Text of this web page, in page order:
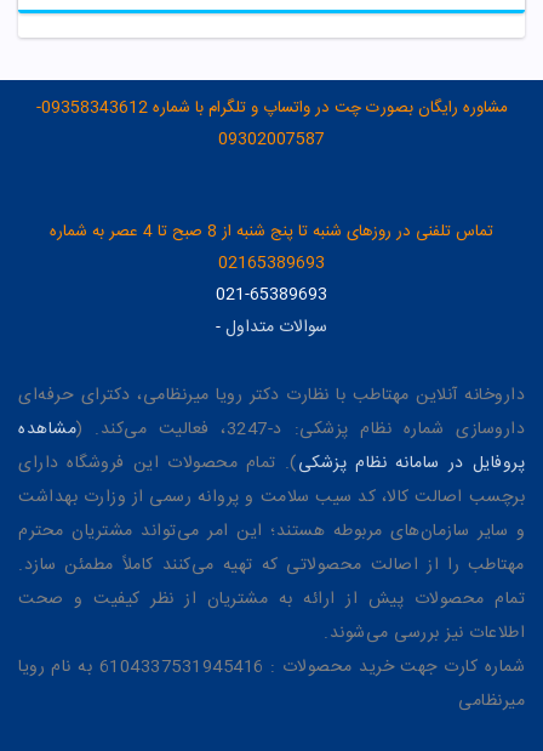
مشاوره رایگان بصورت چت در واتساپ و تلگرام با شماره 09358343612-
09302007587
تماس تلفنی در روزهای شنبه تا پنج شنبه از 8 صبح تا 4 عصر به شماره
02165389693
021-65389693
سوالات متداول-
داروخانه آنلاین مهتاطب با نظارت دکتر رویا میرنظامی، دکترای حرفه‌ای
داروسازی شماره نظام پزشکی: د-3247، فعالیت می‌کند. (
مشاهده
پروفایل در سامانه نظام پزشکی). تمام محصولات این فروشگاه دارای
برچسب اصالت کالا، کد سیب سلامت و پروانه رسمی از وزارت بهداشت
و سایر سازمان‌های مربوطه هستند؛ این امر می‌تواند مشتریان محترم
مهتاطب را از اصالت محصولاتی که تهیه می‌کنند کاملاً مطمئن سازد.
تمام محصولات پیش از ارائه به مشتریان از نظر کیفیت و صحت
اطلاعات نیز بررسی می‌شوند.
شماره کارت جهت خرید محصولات : 6104337531945416 به نام رویا
میرنظامی